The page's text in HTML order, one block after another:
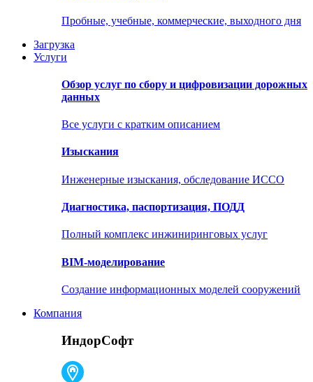
Пробные, учебные, коммерческие, выходного дня
Загрузка
Услуги
Обзор услуг по сбору и цифровизации дорожных
данных
Все услуги с кратким описанием
Изыскания
Инженерные изыскания, обследование ИССО
Диагностика, паспортизация, ПОДД
Полный комплекс инжиниринговых услуг
BIM-моделирование
Создание информационных моделей сооружений
Компания
ИндорСофт